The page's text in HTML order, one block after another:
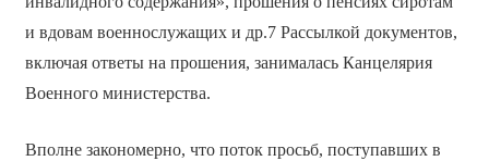
и вдовам военнослужащих и др.7 Рассылкой документов,
включая ответы на прошения, занималась Канцелярия
Военного министерства.
Вполне закономерно, что поток просьб, поступавших в